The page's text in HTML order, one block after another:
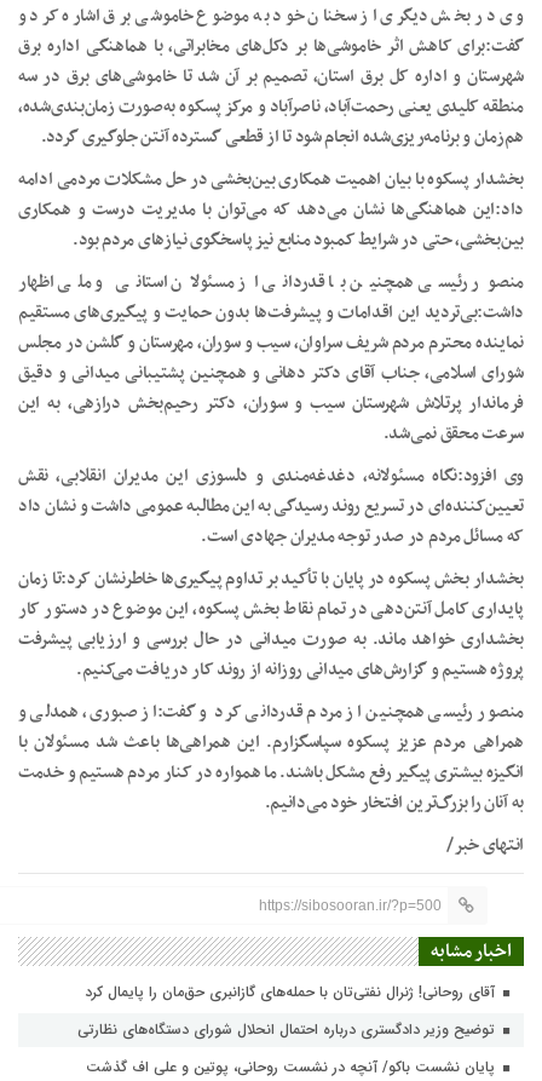
وی در بخش دیگری از سخنان خود به موضوع خاموشی برق اشاره کرد و
گفت:برای کاهش اثر خاموشی‌ها بر دکل‌های مخابراتی، با هماهنگی اداره برق
شهرستان و اداره کل برق استان، تصمیم بر آن شد تا خاموشی‌های برق در سه
منطقه کلیدی یعنی رحمت‌آباد، ناصرآباد و مرکز پسکوه به‌صورت زمان‌بندی‌شده،
هم‌زمان و برنامه‌ریزی‌شده انجام شود تا از قطعی گسترده آنتن جلوگیری گردد.
بخشدار پسکوه با بیان اهمیت همکاری بین‌بخشی در حل مشکلات مردمی ادامه
داد:این هماهنگی‌ها نشان می‌دهد که می‌توان با مدیریت درست و همکاری
بین‌بخشی، حتی در شرایط کمبود منابع نیز پاسخگوی نیازهای مردم بود.
منصور رئیسی همچنین با قدردانی از مسئولان استانی و ملی اظهار
داشت:بی‌تردید این اقدامات و پیشرفت‌ها بدون حمایت و پیگیری‌های مستقیم
نماینده محترم مردم شریف سراوان، سیب و سوران، مهرستان و گلشن در مجلس
شورای اسلامی، جناب آقای دکتر دهانی و همچنین پشتیبانی میدانی و دقیق
فرماندار پرتلاش شهرستان سیب و سوران، دکتر رحیم‌بخش درازهی، به این
سرعت محقق نمی‌شد.
وی افزود:نگاه مسئولانه، دغدغه‌مندی و دلسوزی این مدیران انقلابی، نقش
تعیین‌کننده‌ای در تسریع روند رسیدگی به این مطالبه عمومی داشت و نشان داد
که مسائل مردم در صدر توجه مدیران جهادی است.
بخشدار بخش پسکوه در پایان با تأکید بر تداوم پیگیری‌ها خاطرنشان کرد:تا زمان
پایداری کامل آنتن‌دهی در تمام نقاط بخش پسکوه، این موضوع در دستور کار
بخشداری خواهد ماند. به صورت میدانی در حال بررسی و ارزیابی پیشرفت
پروژه هستیم و گزارش‌های میدانی روزانه از روند کار دریافت می‌کنیم.
منصور رئیسی همچنین از مردم قدردانی کرد و گفت:از صبوری، همدلی و
همراهی مردم عزیز پسکوه سپاسگزارم. این همراهی‌ها باعث شد مسئولان با
انگیزه بیشتری پیگیر رفع مشکل باشند. ما همواره در کنار مردم هستیم و خدمت
به آنان را بزرگ‌ترین افتخار خود می‌دانیم.
انتهای خبر/
https://sibosooran.ir/?p=500
اخبار مشابه
آقای روحانی! ژنرال نفتی‌تان با حمله‌های گازانبری حق‌مان را پایمال کرد
توضیح وزیر دادگستری درباره احتمال انحلال شورای دستگاه‌های نظارتی
پایان نشست باکو/ آنچه در نشست روحانی، پوتین و علی اف گذشت